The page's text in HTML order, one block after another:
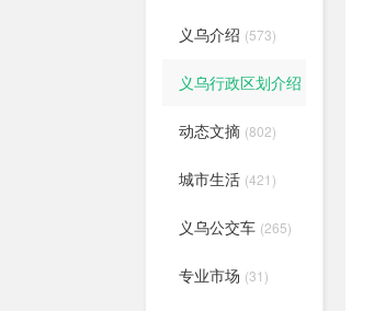
义乌介绍 (573)
义乌行政区划介绍
动态文摘 (802)
城市生活 (421)
义乌公交车 (265)
专业市场 (31)